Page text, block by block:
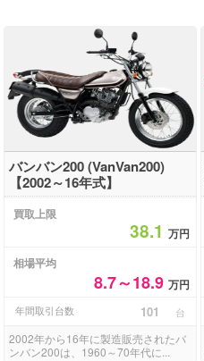
バンバン200 (VanVan200)
【2002～16年式】
買取上限
38.1万円
相場平均
8.7～18.9万円
年間取引台数 101 台
2002年から16年に製造販売されたバ
ンバン200は、1960～70年代に...